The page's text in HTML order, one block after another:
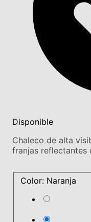
Disponible
Chaleco de alta
franjas reflectantes
Color: Naranja